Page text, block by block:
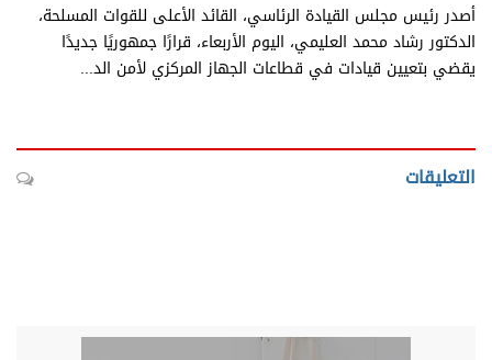
أصدر رئيس مجلس القيادة الرئاسي، القائد الأعلى للقوات المسلحة،
الدكتور رشاد محمد العليمي، اليوم الأربعاء، قرارًا جمهوريًا جديدًا
يقضي بتعيين قيادات في قطاعات الجهاز المركزي لأمن الد...
التعليقات